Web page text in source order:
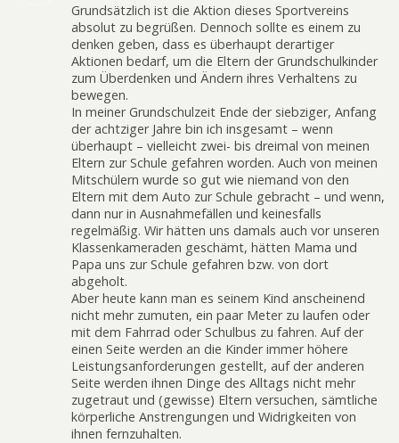
Grundsätzlich ist die Aktion dieses Sportvereins
absolut zu begrüßen. Dennoch sollte es einem zu
denken geben, dass es überhaupt derartiger
Aktionen bedarf, um die Eltern der Grundschulkinder
zum Überdenken und Ändern ihres Verhaltens zu
bewegen.
In meiner Grundschulzeit Ende der siebziger, Anfang
der achtziger Jahre bin ich insgesamt – wenn
überhaupt – vielleicht zwei- bis dreimal von meinen
Eltern zur Schule gefahren worden. Auch von meinen
Mitschülern wurde so gut wie niemand von den
Eltern mit dem Auto zur Schule gebracht – und wenn,
dann nur in Ausnahmefällen und keinesfalls
regelmäßig. Wir hätten uns damals auch vor unseren
Klassenkameraden geschämt, hätten Mama und
Papa uns zur Schule gefahren bzw. von dort
abgeholt.
Aber heute kann man es seinem Kind anscheinend
nicht mehr zumuten, ein paar Meter zu laufen oder
mit dem Fahrrad oder Schulbus zu fahren. Auf der
einen Seite werden an die Kinder immer höhere
Leistungsanforderungen gestellt, auf der anderen
Seite werden ihnen Dinge des Alltags nicht mehr
zugetraut und (gewisse) Eltern versuchen, sämtliche
körperliche Anstrengungen und Widrigkeiten von
ihnen fernzuhalten.